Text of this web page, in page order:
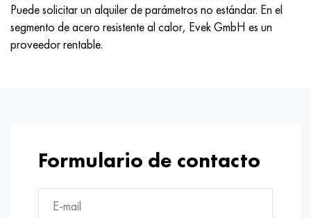
Puede solicitar un alquiler de parámetros no estándar. En el
segmento de acero resistente al calor, Evek GmbH es un
proveedor rentable.
Formulario de contacto